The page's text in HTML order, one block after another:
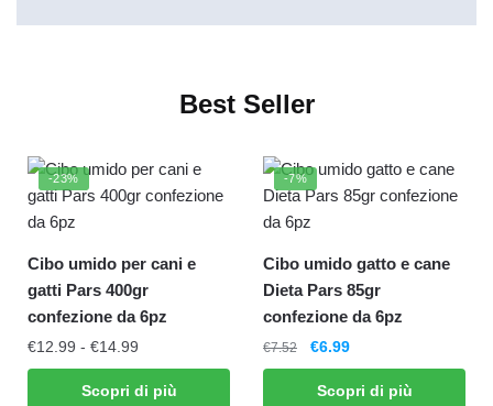
Best Seller
-23%
Cibo umido per cani e
gatti Pars 400gr
confezione da 6pz
€12.99 - €14.99
Scopri di più
-7%
Cibo umido gatto e cane
Dieta Pars 85gr
confezione da 6pz
€7.52 €6.99
Scopri di più